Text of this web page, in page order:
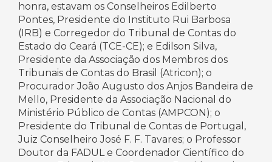
honra, estavam os Conselheiros Edilberto
Pontes, Presidente do Instituto Rui Barbosa
(IRB) e Corregedor do Tribunal de Contas do
Estado do Ceará (TCE-CE); e Edilson Silva,
Presidente da Associação dos Membros dos
Tribunais de Contas do Brasil (Atricon); o
Procurador João Augusto dos Anjos Bandeira de
Mello, Presidente da Associação Nacional do
Ministério Público de Contas (AMPCON); o
Presidente do Tribunal de Contas de Portugal,
Juiz Conselheiro José F. F. Tavares; o Professor
Doutor da FADUL e Coordenador Científico do